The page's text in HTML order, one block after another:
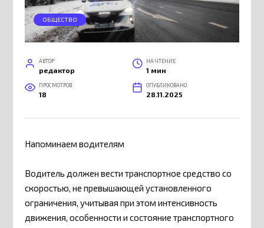
ОБЩЕСТВО
АВТОР
редактор
НА ЧТЕНИЕ
1 мин
ПРОСМОТРОВ
18
ОПУБЛИКОВАНО
28.11.2025
Напоминаем водителям
Водитель должен вести транспортное средство со
скоростью, не превышающей установленного
ограничения, учитывая при этом интенсивность
движения, особенности и состояние транспортного